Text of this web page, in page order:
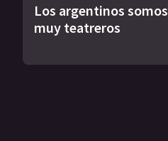
Los argentinos somos
muy teatreros